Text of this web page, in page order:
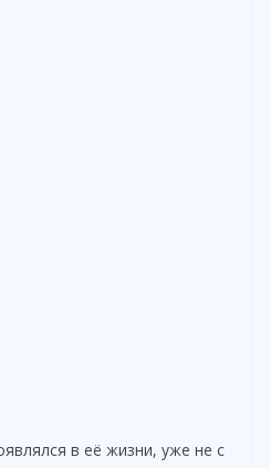
в её жизни, уже не с